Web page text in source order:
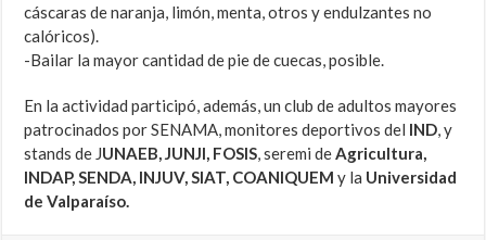
cáscaras de naranja, limón, menta, otros y endulzantes no
calóricos).
-Bailar la mayor cantidad de pie de cuecas, posible.
En la actividad participó, además, un club de adultos mayores
patrocinados por SENAMA, monitores deportivos del IND, y
stands de JUNAEB, JUNJI, FOSIS, seremi deAgricultura,
INDAP, SENDA, INJUV, SIAT, COANIQUEM y la Universidad
de Valparaíso.